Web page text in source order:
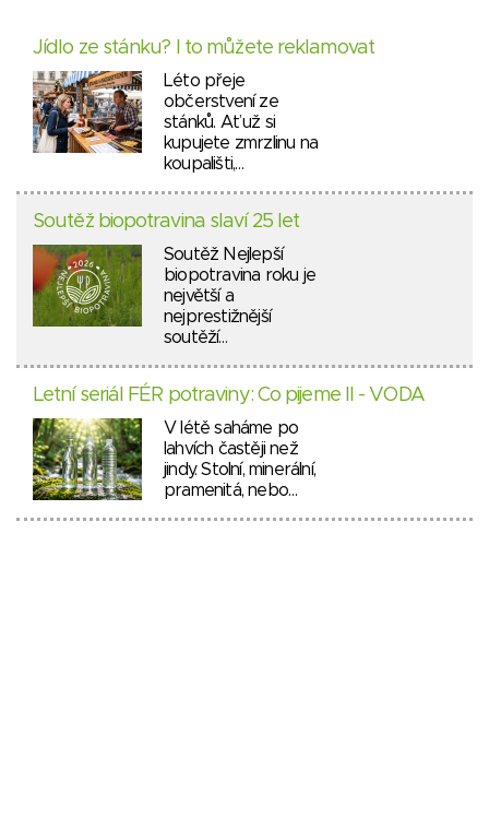
Jídlo ze stánku? I to můžete reklamovat
Léto přeje
občerstvení ze
stánků. Ať už si
kupujete zmrzlinu na
koupališti,…
Soutěž biopotravina slaví 25 let
Soutěž Nejlepší
biopotravina roku je
největší a
nejprestižnější
soutěží…
Letní seriál FÉR potraviny: Co pijeme II - VODA
V létě saháme po
lahvích častěji než
jindy. Stolní, minerální,
pramenitá, nebo…